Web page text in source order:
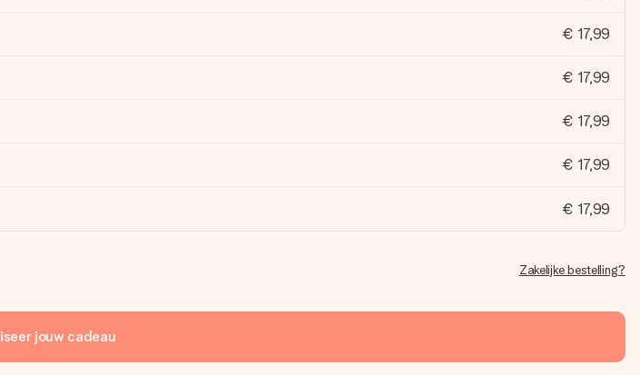
€ 17,99
€ 17,99
€ 17,99
€ 17,99
€ 17,99
Zakelijke bestelling?
jouw cadeau